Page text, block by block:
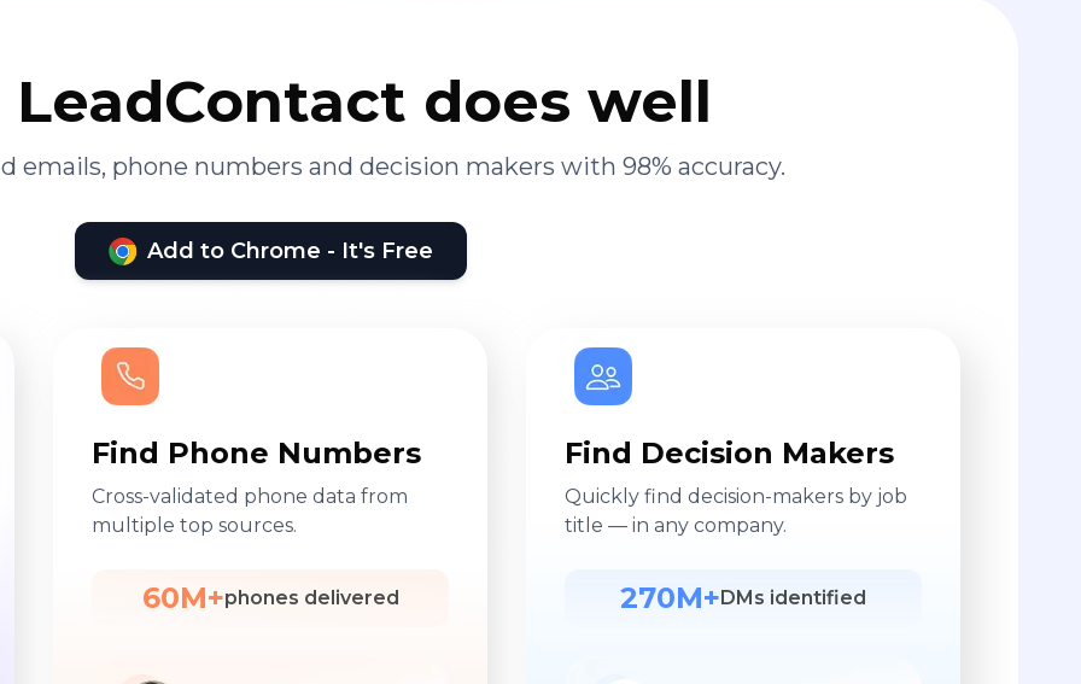
does well
emails, phone numbers and decision makers with 98% accuracy.
Add to Chrome - It's Free
Find Phone Numbers
Cross-validated phone data from
multiple top sources.
60M+phones delivered
Find Decision Makers
Quickly find decision-makers by job
title — in any company.
270M+ DMs identified